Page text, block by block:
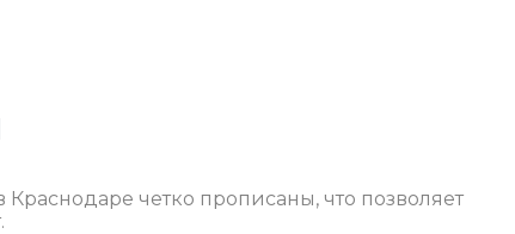
четко прописаны, что позволяет